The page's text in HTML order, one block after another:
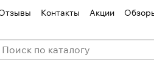
Контакты Акции